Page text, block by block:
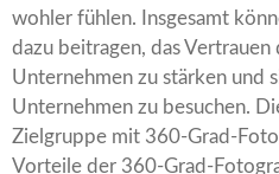
wohler fühlen. Insgesamt
dazu beitragen, das Vertrauen
Unternehmen zu stärken und
Unternehmen zu besuchen.
Zielgruppe mit 360-Grad-
Vorteile der 360-Grad-